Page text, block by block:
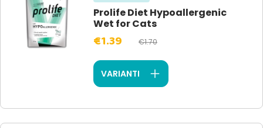
Prolife Diet Hypoallergenic
Wet for Cats
€1.39 €1.70
VARIANTI